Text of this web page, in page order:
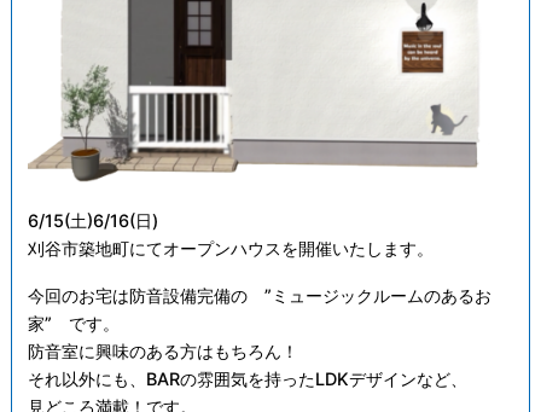
6/15(土)6/16(日)
刈谷市築地町にてオープンハウスを開催いたします。
今回のお宅は防音設備完備の ”ミュージックルームのあるお
家” です。
防音室に興味のある方はもちろん！
それ以外にも、BARの雰囲気を持ったLDKデザインなど、
見どころ満載！です。